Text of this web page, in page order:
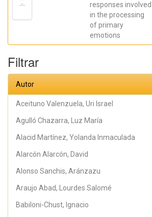
responses involved
in the processing
of primary
emotions
Filtrar
Autor
Aceituno Valenzuela, Uri Israel
Agulló Chazarra, Luz María
Alacid Martínez, Yolanda Inmaculada
Alarcón Alarcón, David
Alonso Sanchis, Aránzazu
Araujo Abad, Lourdes Salomé
Babiloni-Chust, Ignacio